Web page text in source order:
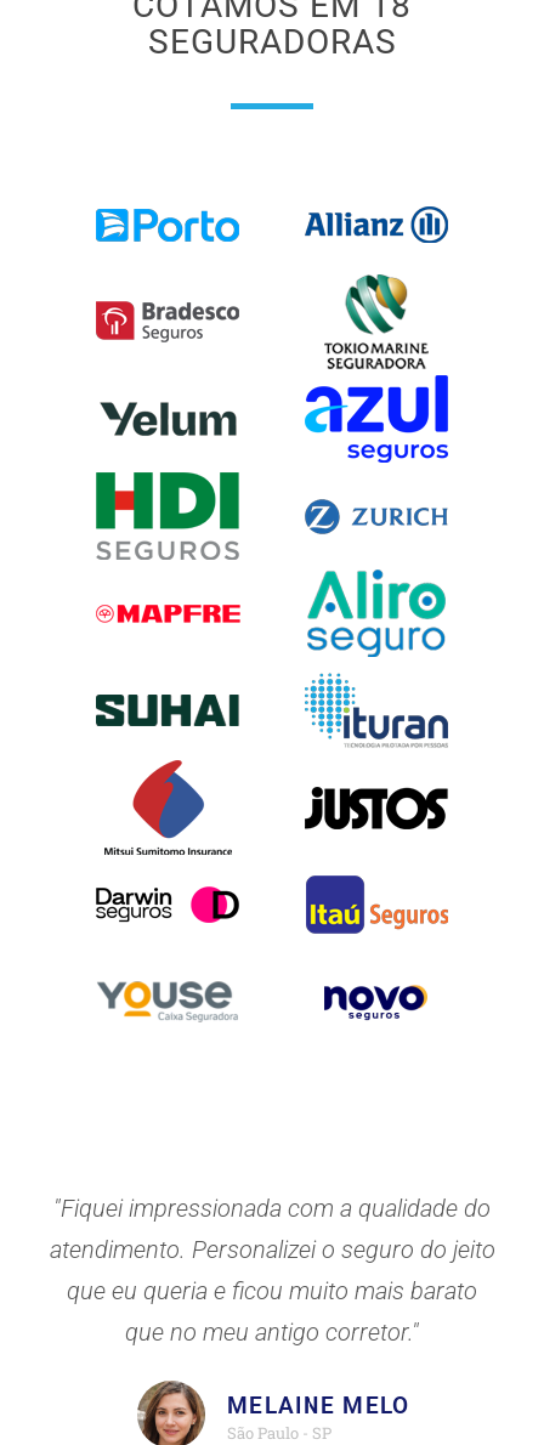
SEGURADORAS
"Fiquei impressionada com a qualidade do
atendimento. Personalizei o seguro do jeito
que eu queria e ficou muito mais barato
que no meu antigo corretor."
MELAINE MELO
São Paulo - SP